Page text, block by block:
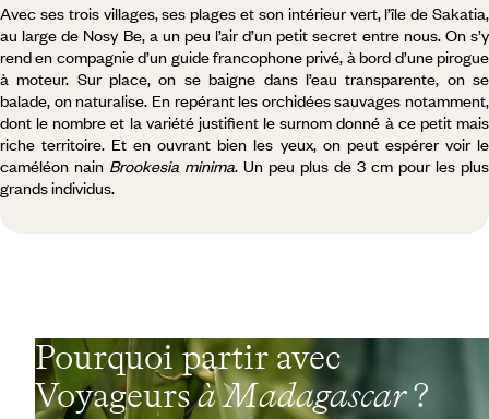
Avec ses trois villages, ses plages et son intérieur vert, l’île de Sakatia,
au large de Nosy Be, a un peu l’air d’un petit secret entre nous. On s’y
rend en compagnie d’un guide francophone privé, à bord d’une pirogue
à moteur. Sur place, on se baigne dans l’eau transparente, on se
balade, on naturalise. En repérant les orchidées sauvages notamment,
dont le nombre et la variété justifient le surnom donné à ce petit mais
riche territoire. Et en ouvrant bien les yeux, on peut espérer voir le
caméléon nain Brookesia minima. Un peu plus de 3 cm pour les plus
grands individus.
Pourquoi partir avec
Voyageursà Madagascar?